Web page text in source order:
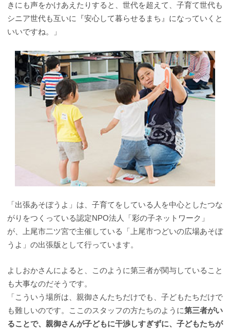
きにも声をかけあえたりすると、世代を超えて、子育て世代も
シニア世代も互いに『安心して暮らせるまち』になっていくと
いいですね。」
「出張あそぼうよ」は、子育てをしている人を中心としたつな
がりをつくっている認定NPO法人「彩の子ネットワーク」
が、上尾市二ツ宮で主催している「上尾市つどいの広場あそぼ
うよ」の出張版として行っています。
よしおかさんによると、このように第三者が関与していること
も大事なのだそうです。
「こういう場所は、親御さんたちだけでも、子どもたちだけで
も難しいのです。ここのスタッフの方たちのように第三者がい
ることで、親御さんが子どもに干渉しすぎずに、子どもたちが